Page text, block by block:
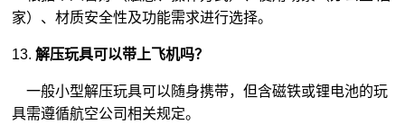
家）、材质安全性及功能需求进行选择。
13.解压玩具可以带上飞机吗？
一般小型解压玩具可以随身携带，但含磁铁或锂电池的玩
具需遵循航空公司相关规定。